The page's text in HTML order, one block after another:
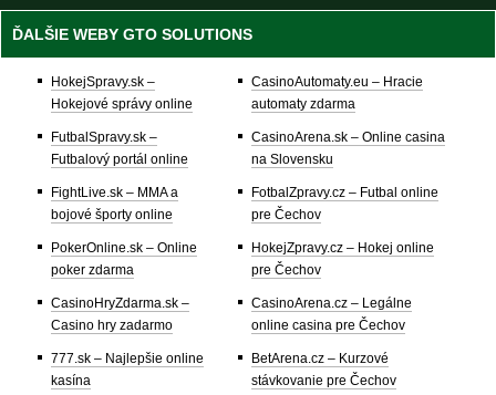
ĎALŠIE WEBY GTO SOLUTIONS
HokejSpravy.sk –
Hokejové správy online
FutbalSpravy.sk –
Futbalový portál online
FightLive.sk – MMA a
bojové športy online
PokerOnline.sk – Online
poker zdarma
CasinoHryZdarma.sk –
Casino hry zadarmo
777.sk – Najlepšie online
kasína
CasinoAutomaty.eu – Hracie
automaty zdarma
CasinoArena.sk – Online casina
na Slovensku
FotbalZpravy.cz – Futbal online
pre Čechov
HokejZpravy.cz – Hokej online
pre Čechov
CasinoArena.cz – Legálne
online casina pre Čechov
BetArena.cz – Kurzové
stávkovanie pre Čechov